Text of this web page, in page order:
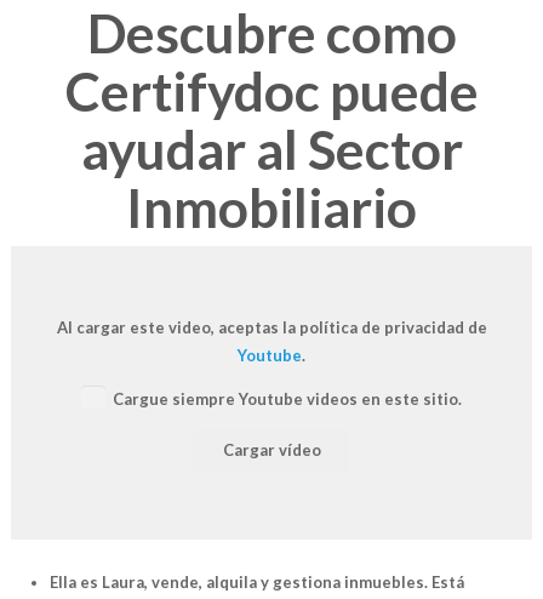
Descubre como
Certifydoc puede
ayudar al Sector
Inmobiliario
Al cargar este video, aceptas la política de privacidad de
Youtube.
Cargue siempre Youtube videos en este sitio.
Cargar vídeo
Ella es Laura, vende, alquila y gestiona inmuebles. Está